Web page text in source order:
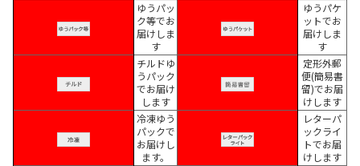
ゆうパッ
ク等でお
届けしま
す
ゆうパケ
ットでお
届けしま
す
チルドゆ
うパック
でお届け
します
定形外郵
便(簡易書
留)でお届
けします
冷凍ゆう
パックで
お届けし
ます。
レターパ
ックライ
トでお届
けします